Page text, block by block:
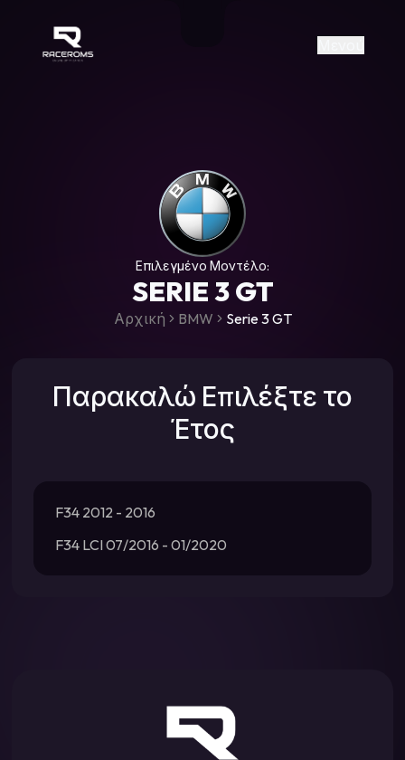
https://www.facebook.com/
https://www.tiktok.com/
Contact us on Viber
Raceroms
Επιλεγμένο Μοντέλο:
SERIE 3 GT
Αρχική BMW Serie 3 GT
Παρακαλώ Επιλέξτε το
Έτος
F34 2012 - 2016
F34 LCI 07/2016 - 01/2020